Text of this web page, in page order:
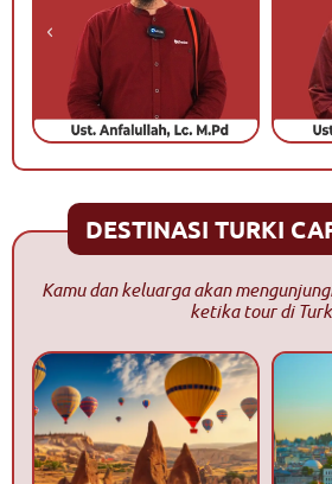
DESTINASI TURKI
Kamu dan keluarga akan
ketika tour di